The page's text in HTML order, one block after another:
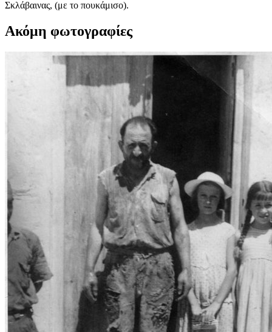
Σκλάβαινας, (με το πουκάμισο).
Ακόμη φωτογραφίες